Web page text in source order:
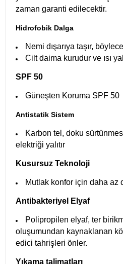
zaman garanti edilecektir.
Hidrofobik Dalga
Nemi dışarıya taşır,
Cilt daima kurudur ve ısı
SPF 50
Güneşten Koruma SPF 50
Antistatik Sistem
Karbon tel, doku
elektriği yalıtır
Kusursuz Teknoloji
Mutlak konfor için daha az
Antibakteriyel Elyaf
Polipropilen elyaf, ter
oluşumundan kaynaklanan
edici tahrişleri önler.
Yıkama talimatları